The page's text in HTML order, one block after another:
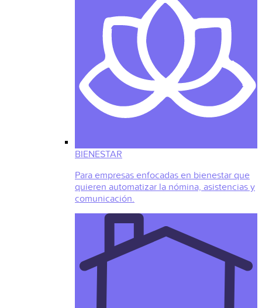
BIENESTAR
Para empresas enfocadas en bienestar que
quieren automatizar la nómina, asistencias y
comunicación.